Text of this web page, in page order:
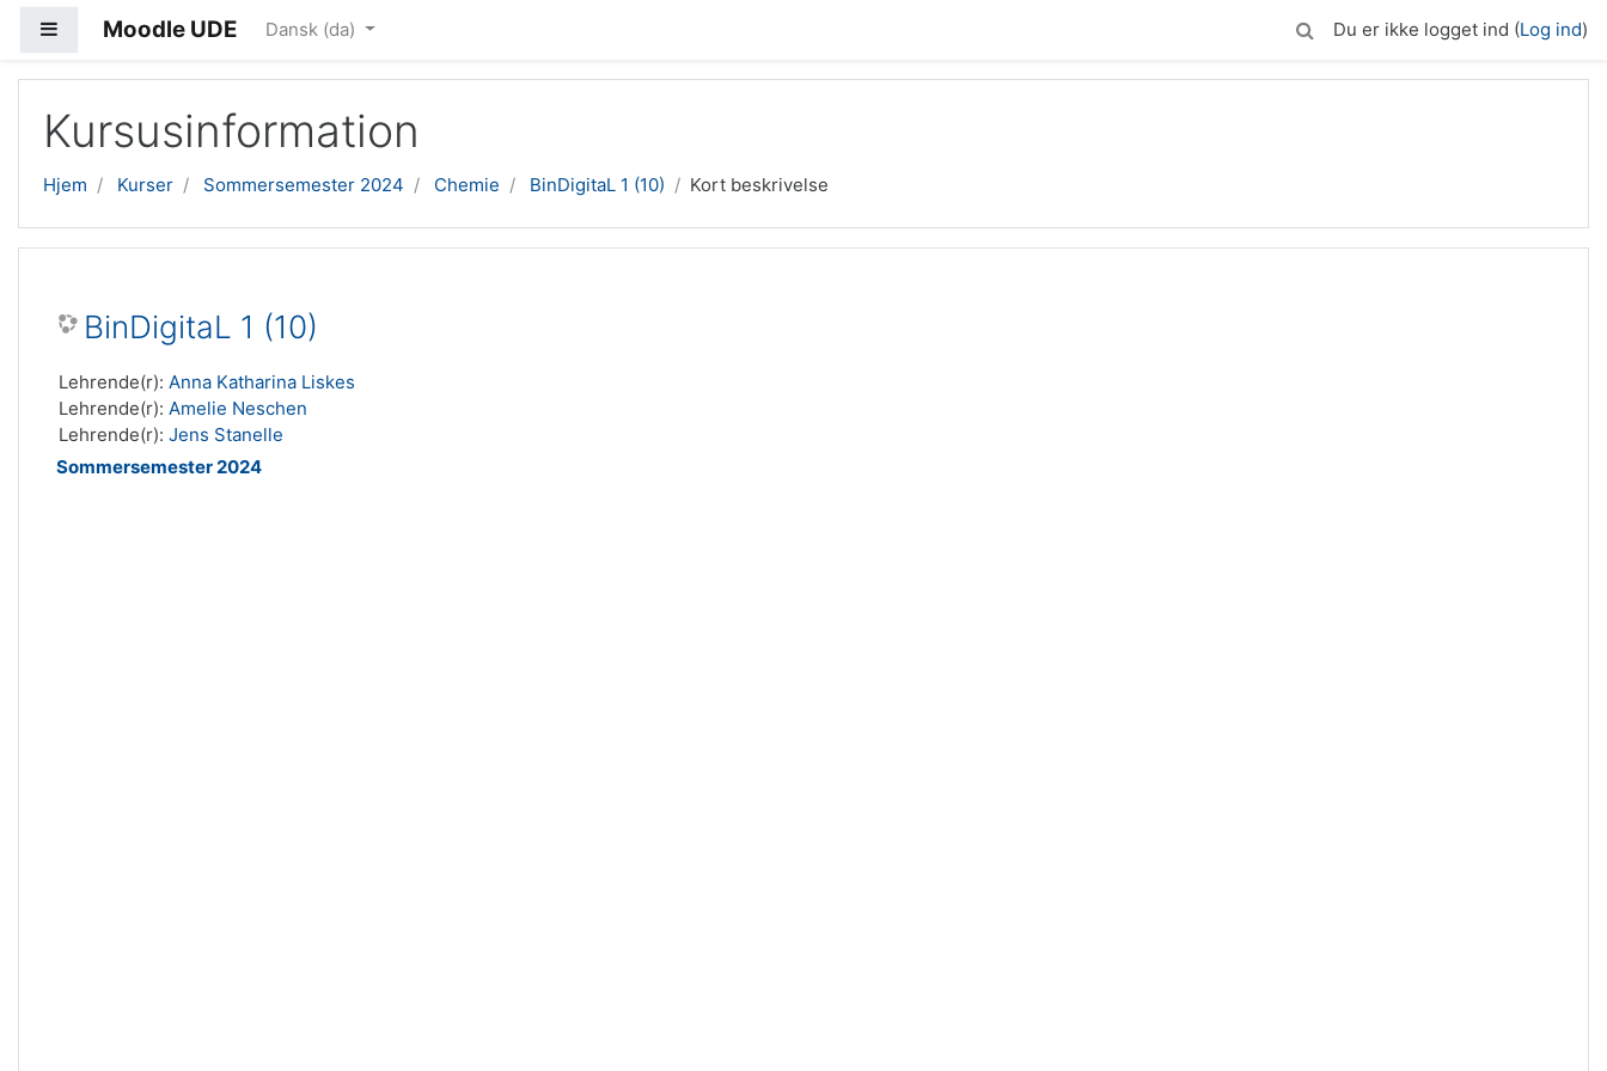
SidepanelMoodle UDE Dansk ‎(da)‎ Du er ikke logget ind (Log ind)
Kursusinformation
Hjem Kurser Sommersemester 2024 Chemie BinDigitaL 1 (10) Kort beskrivelse
BinDigitaL 1 (10)
Lehrende(r): Anna Katharina Liskes
Lehrende(r): Amelie Neschen
Lehrende(r): Jens Stanelle
Sommersemester 2024